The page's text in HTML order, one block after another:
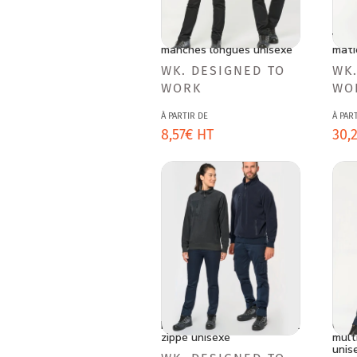
T-shirt écoresponsable
manches longues unisexe
Fournisseur :
WK. DESIGNED TO
WORK
À PARTIR DE
Prix
habituel
8,57€ HT
À
Prix
Polaire écoresponsable col
zippé unisexe